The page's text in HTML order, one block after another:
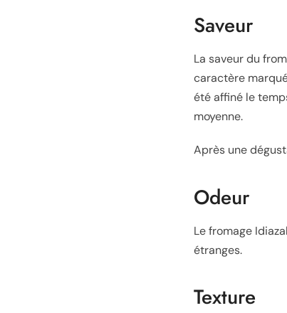
Saveur
La saveur du
caractère
été affiné le
moyenne.
Après une
Odeur
Le fromage
étranges.
Texture